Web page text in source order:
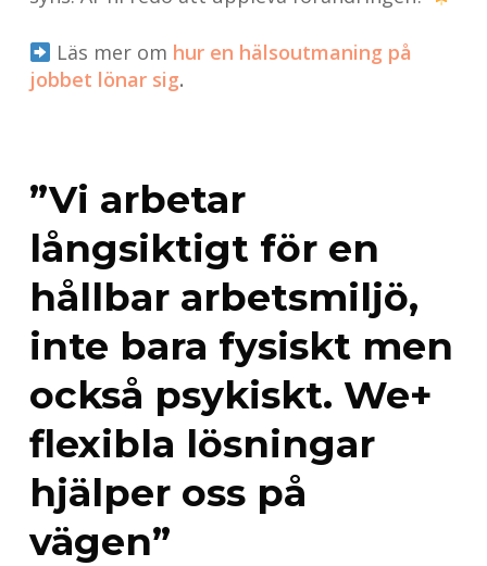
Läs mer om hur en hälsoutmaning på
jobbet lönar sig.
”Vi arbetar
långsiktigt för en
hållbar arbetsmiljö,
inte bara fysiskt men
också psykiskt. We+
flexibla lösningar
hjälper oss på
vägen”